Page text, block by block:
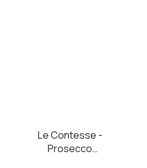
Le Contesse -
Prosecco